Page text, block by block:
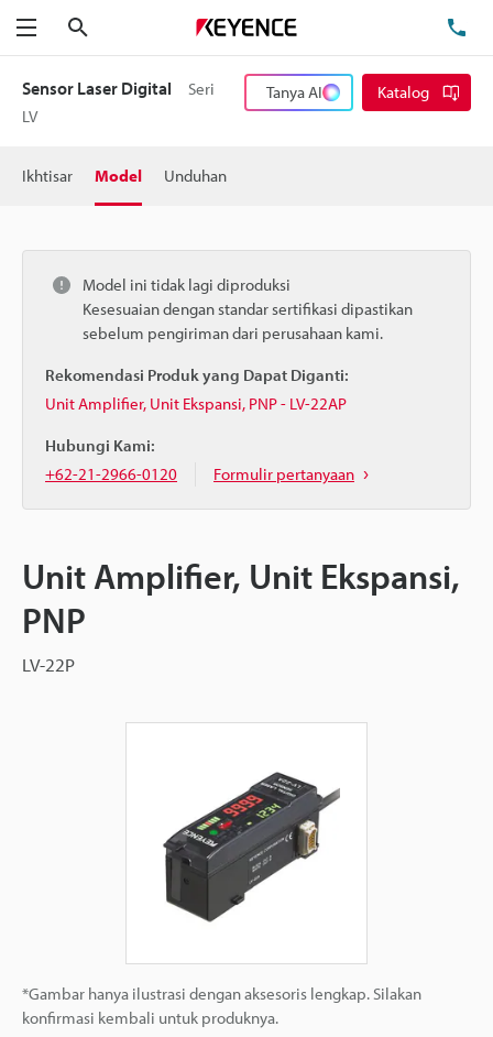
Menu
Sensor Laser Digital
Seri
LV
Tanya AI Katalog
Ikhtisar Model Unduhan
Model ini tidak lagi diproduksi
Kesesuaian dengan standar sertifikasi dipastikan
sebelum pengiriman dari perusahaan kami.
Rekomendasi Produk yang Dapat Diganti:
Unit Amplifier, Unit Ekspansi, PNP - LV-22AP
Hubungi Kami:
+62-21-2966-0120
Formulir pertanyaan
Unit Amplifier, Unit Ekspansi,
PNP
LV-22P
*Gambar hanya ilustrasi dengan aksesoris lengkap. Silakan
konfirmasi kembali untuk produknya.